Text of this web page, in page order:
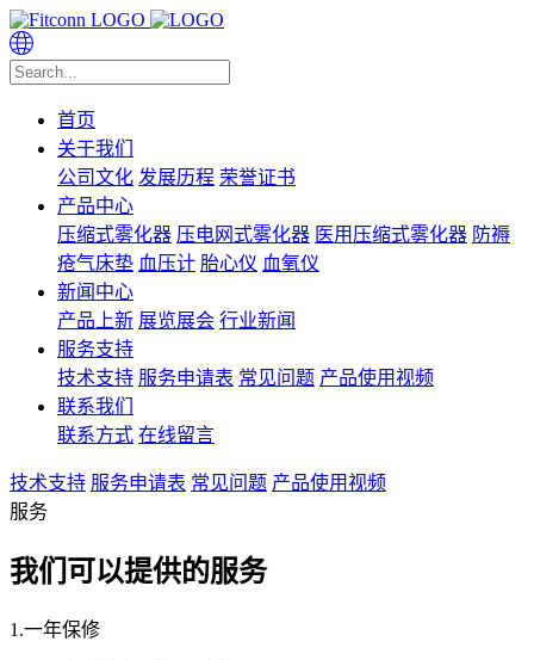
首页
关于我们
公司文化 发展历程 荣誉证书
产品中心
压缩式雾化器 压电网式雾化器 医用压缩式雾化器 防褥
疮气床垫 血压计 胎心仪 血氧仪
新闻中心
产品上新 展览展会 行业新闻
服务支持
技术支持 服务申请表 常见问题 产品使用视频
联系我们
联系方式 在线留言
技术支持 服务申请表 常见问题 产品使用视频
服务
我们可以提供的服务
1.一年保修